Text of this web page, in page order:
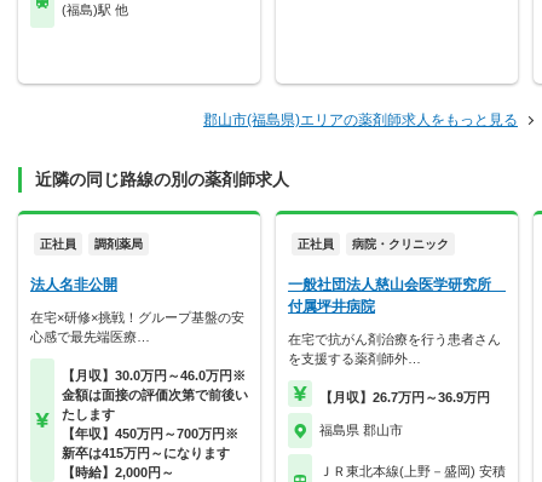
(福島)駅 他
郡山市(福島県)エリアの薬剤師求人をもっと見る
近隣の同じ路線の別の薬剤師求人
正社員 調剤薬局
法人名非公開
在宅×研修×挑戦！グループ基盤の安
心感で最先端医療…
【月収】30.0万円～46.0万円※
金額は面接の評価次第で前後い
たします
【年収】450万円～700万円※
新卒は415万円～になります
【時給】2,000円～
正社員 病院・クリニック
一般社団法人慈山会医学研究所
付属坪井病院
在宅で抗がん剤治療を行う患者さん
を支援する薬剤師外…
【月収】26.7万円～36.9万円
福島県 郡山市
ＪＲ東北本線(上野－盛岡) 安積